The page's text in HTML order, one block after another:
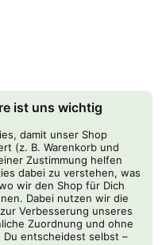
ist uns wichtig
damit unser Shop
(z. B. Warenkorb und
Zustimmung helfen
dabei zu verstehen, was
wir den Shop für Dich
Dabei nutzen wir die
Verbesserung unseres
Zuordnung und ohne
Du entscheidest selbst –